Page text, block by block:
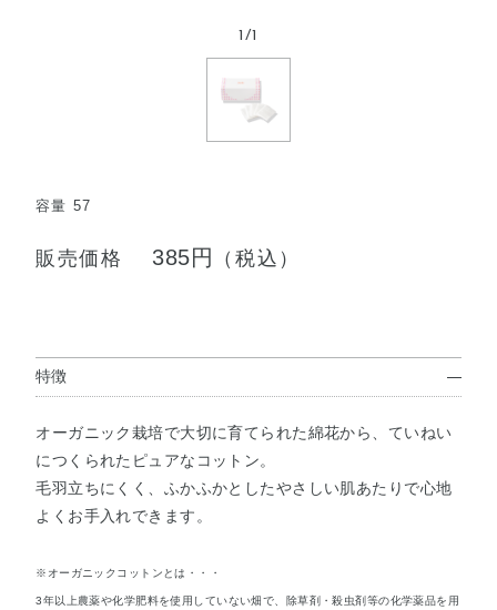
1 /1
容量 57
販売価格 385円 （税込）
特徴
オーガニック栽培で大切に育てられた綿花から、ていねい
につくられたピュアなコットン。
毛羽立ちにくく、ふかふかとしたやさしい肌あたりで心地
よくお手入れできます。
※オーガニックコットンとは・・・
3年以上農薬や化学肥料を使用していない畑で、除草剤・殺虫剤等の化学薬品を用